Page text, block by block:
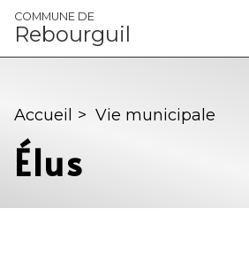
Panneau de gestion des cookies
COMMUNE DE
Rebourguil
Accueil > Vie municipale
Élus